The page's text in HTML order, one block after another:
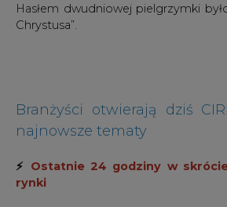
Hasłem dwudniowej pielgrzymki
Chrystusa”.
Branżyści otwierają dziś
najnowsze tematy
⚡ Ostatnie 24 godziny w
rynki